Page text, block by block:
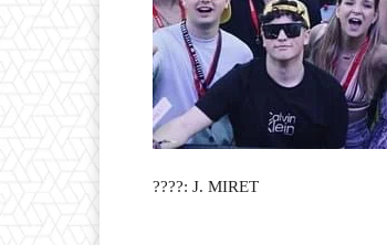
????: J. MIRET